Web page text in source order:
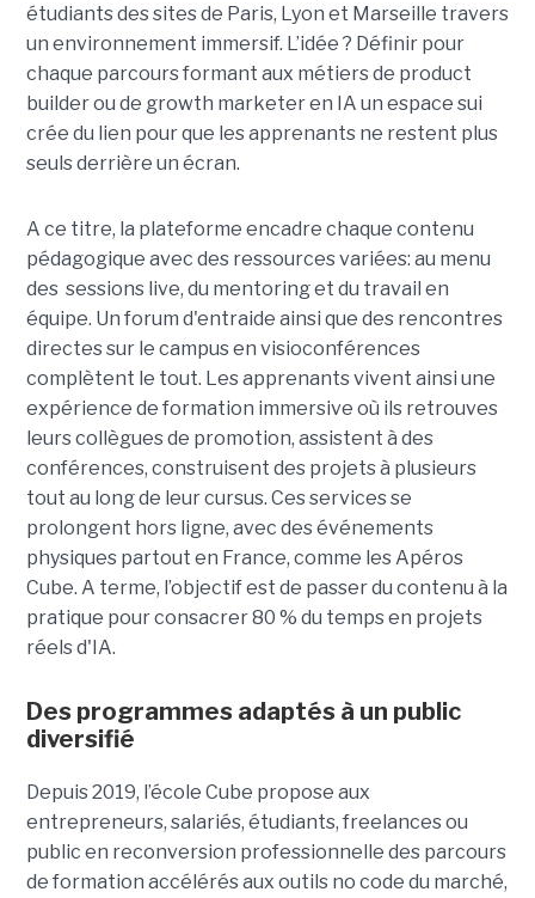
étudiants des sites de Paris, Lyon et Marseille travers
un environnement immersif. L’idée ? Définir pour
chaque parcours formant aux métiers de product
builder ou de growth marketer en IA un espace sui
crée du lien pour que les apprenants ne restent plus
seuls derrière un écran.
A ce titre, la plateforme encadre chaque contenu
pédagogique avec des ressources variées: au menu
des sessions live, du mentoring et du travail en
équipe. Un forum d'entraide ainsi que des rencontres
directes sur le campus en visioconférences
complètent le tout. Les apprenants vivent ainsi une
expérience de formation immersive où ils retrouves
leurs collègues de promotion, assistent à des
conférences, construisent des projets à plusieurs
tout au long de leur cursus. Ces services se
prolongent hors ligne, avec des événements
physiques partout en France, comme les Apéros
Cube. A terme, l’objectif est de passer du contenu à la
pratique pour consacrer 80 % du temps en projets
réels d'IA.
Des programmes adaptés à un public
diversifié
Depuis 2019, l’école Cube propose aux
entrepreneurs, salariés, étudiants, freelances ou
public en reconversion professionnelle des parcours
de formation accélérés aux outils no code du marché,